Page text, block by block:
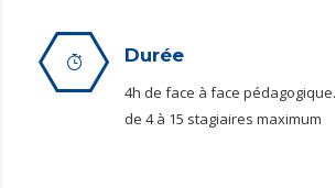
Durée
4h de face à face pédagogique.
de 4 à 15 stagiaires maximum